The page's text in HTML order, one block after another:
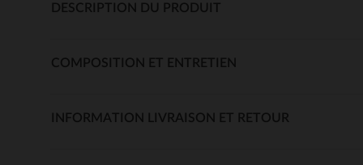
DESCRIPTION DU PRODUIT
COMPOSITION ET ENTRETIEN
INFORMATION LIVRAISON ET RETOUR